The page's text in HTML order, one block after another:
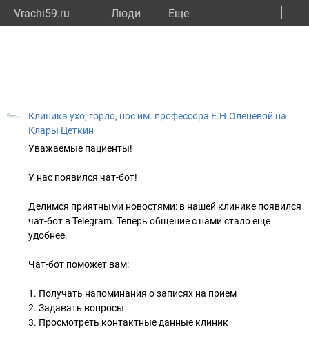
Vrachi59.ru Люди Eще
Клиника ухо, горло, нос им. профессора Е.Н.Оленевой на
Клары Цеткин
Уважаемые пациенты!
У нас появился чат-бот!
Делимся приятными новостями: в нашей клинике появился
чат-бот в Telegram. Теперь общение с нами стало еще
удобнее.
Чат-бот поможет вам:
1. Получать напоминания о записях на прием
2. Задавать вопросы
3. Просмотреть контактные данные клиник